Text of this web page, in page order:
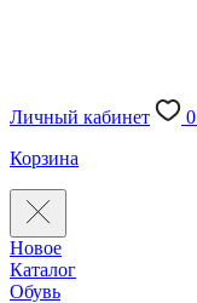
Личный кабинет
0
Корзина
Новое
Каталог
Обувь